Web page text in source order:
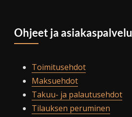
Ohjeet ja asiakaspalvelu
Toimitusehdot
Maksuehdot
Takuu- ja palautusehdot
Tilauksen peruminen